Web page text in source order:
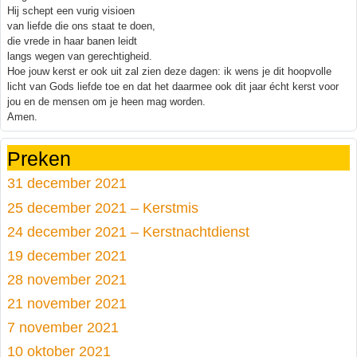
Hij schept een vurig visioen
van liefde die ons staat te doen,
die vrede in haar banen leidt
langs wegen van gerechtigheid.
Hoe jouw kerst er ook uit zal zien deze dagen: ik wens je dit hoopvolle
licht van Gods liefde toe en dat het daarmee ook dit jaar écht kerst voor
jou en de mensen om je heen mag worden.
Amen.
Preken
31 december 2021
25 december 2021 – Kerstmis
24 december 2021 – Kerstnachtdienst
19 december 2021
28 november 2021
21 november 2021
7 november 2021
10 oktober 2021